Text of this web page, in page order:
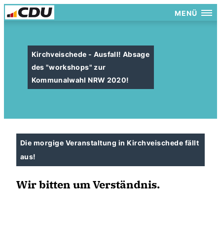
MENÜ
Kirchveischede - Ausfall! Absage
des "workshops" zur
Kommunalwahl NRW 2020!
Die morgige Veranstaltung in Kirchveischede fällt
aus!
Wir bitten um Verständnis.